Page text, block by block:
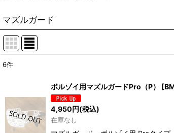
マズルガード
並び順
6件
ボルゾイ用マズルガードPro（P） [
4,950円(税込)
在庫なし